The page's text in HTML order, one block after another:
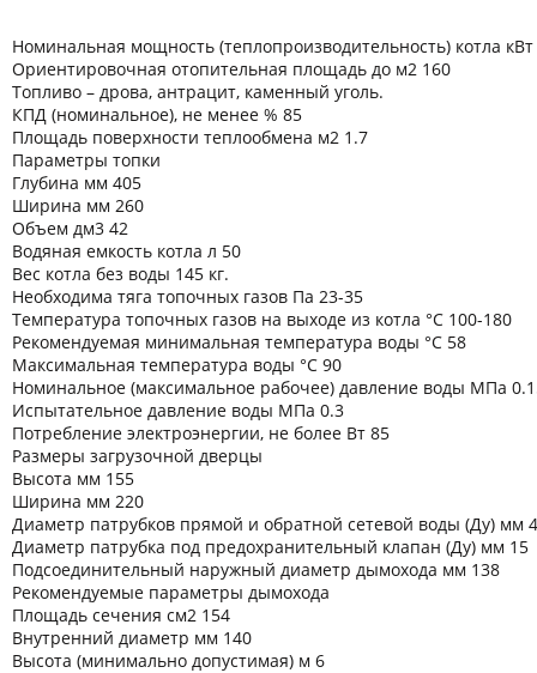
Номинальная мощность (теплопроизводительность) котла кВт
Ориентировочная отопительная площадь до м2 160
Топливо – дрова, антрацит, каменный уголь.
КПД (номинальное), не менее % 85
Площадь поверхности теплообмена м2 1.7
Параметры топки
Глубина мм 405
Ширина мм 260
Объем дм3 42
Водяная емкость котла л 50
Вес котла без воды 145 кг.
Необходима тяга топочных газов Па 23-35
Температура топочных газов на выходе из котла °C 100-180
Рекомендуемая минимальная температура воды °C 58
Максимальная температура воды °C 90
Номинальное (максимальное рабочее) давление воды МПа
Испытательное давление воды МПа 0.3
Потребление электроэнергии, не более Вт 85
Размеры загрузочной дверцы
Высота мм 155
Ширина мм 220
Диаметр патрубков прямой и обратной сетевой воды (Ду) мм
Диаметр патрубка под предохранительный клапан (Ду) мм 15
Подсоединительный наружный диаметр дымохода мм 138
Рекомендуемые параметры дымохода
Площадь сечения см2 154
Внутренний диаметр мм 140
Высота (минимально допустимая) м 6